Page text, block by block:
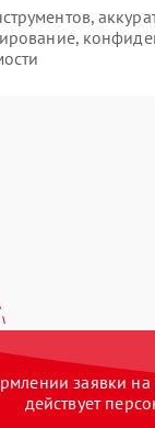
заявки на
действует